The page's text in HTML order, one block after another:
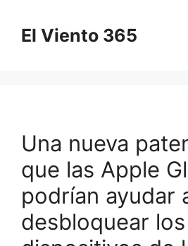
contenido
El Viento 365
Una nueva
que las Apple
podrían ayudar
desbloquear los